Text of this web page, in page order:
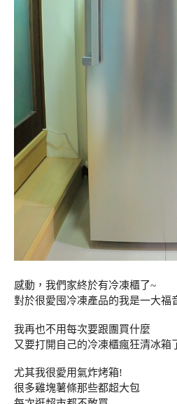
感動，我們家終於有冷凍櫃了~
對於很愛囤冷凍產品的我是一大福
我再也不用每次要跟團買什麼
又要打開自己的冷凍櫃瘋狂清冰箱
尤其我很愛用氣炸烤箱!
很多雞塊薯條那些都超大包